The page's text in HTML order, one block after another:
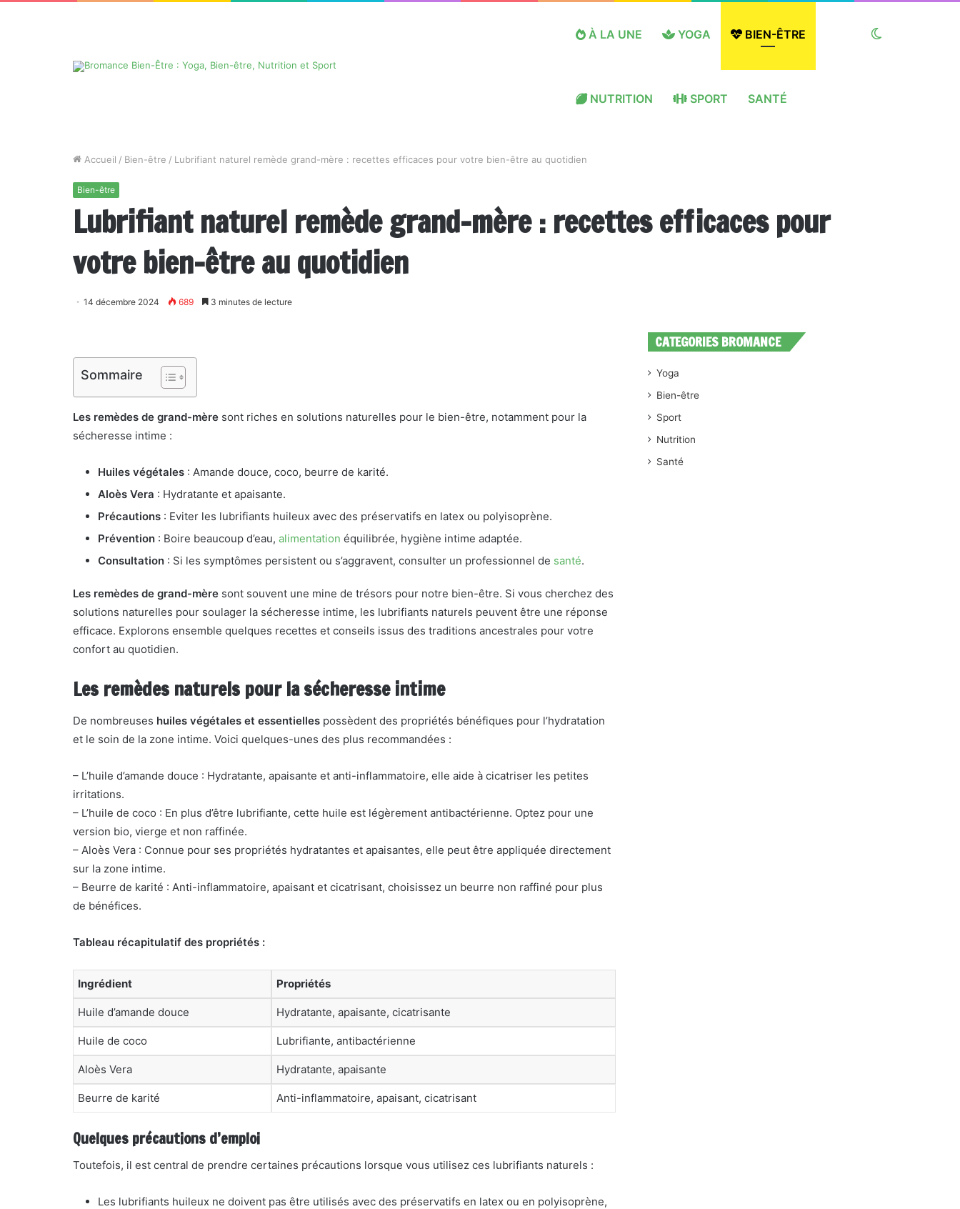
À LA UNE YOGA BIEN-ÊTRE
NUTRITION SPORT SANTÉ
Accueil / Bien-être / Lubrifiant naturel remède grand-mère : recettes efficaces pour votre bien-être au quotidien
Bien-être
Lubrifiant naturel remède grand-mère : recettes efficaces pour
votre bien-être au quotidien
14 décembre 2024 689 3 minutes de lecture
Sommaire
Les remèdes de grand-mère sont riches en solutions naturelles pour le bien-être, notamment pour la
sécheresse intime :
Huiles végétales : Amande douce, coco, beurre de karité.
Aloès Vera : Hydratante et apaisante.
Précautions : Eviter les lubrifiants huileux avec des préservatifs en latex ou polyisoprène.
Prévention : Boire beaucoup d’eau, alimentation équilibrée, hygiène intime adaptée.
Consultation : Si les symptômes persistent ou s’aggravent, consulter un professionnel de santé.
Les remèdes de grand-mère sont souvent une mine de trésors pour notre bien-être. Si vous cherchez des
solutions naturelles pour soulager la sécheresse intime, les lubrifiants naturels peuvent être une réponse
efficace. Explorons ensemble quelques recettes et conseils issus des traditions ancestrales pour votre
confort au quotidien.
Les remèdes naturels pour la sécheresse intime
De nombreuses huiles végétales et essentielles possèdent des propriétés bénéfiques pour l’hydratation
et le soin de la zone intime. Voici quelques-unes des plus recommandées :
– L’huile d’amande douce : Hydratante, apaisante et anti-inflammatoire, elle aide à cicatriser les petites
irritations.
– L’huile de coco : En plus d’être lubrifiante, cette huile est légèrement antibactérienne. Optez pour une
version bio, vierge et non raffinée.
– Aloès Vera : Connue pour ses propriétés hydratantes et apaisantes, elle peut être appliquée directement
sur la zone intime.
– Beurre de karité : Anti-inflammatoire, apaisant et cicatrisant, choisissez un beurre non raffiné pour plus
de bénéfices.
Tableau récapitulatif des propriétés :
Ingrédient Propriétés
Huile d’amande douce Hydratante, apaisante, cicatrisante
Huile de coco Lubrifiante, antibactérienne
Aloès Vera Hydratante, apaisante
Beurre de karité Anti-inflammatoire, apaisant, cicatrisant
Quelques précautions d’emploi
Toutefois, il est central de prendre certaines précautions lorsque vous utilisez ces lubrifiants naturels :
Les lubrifiants huileux ne doivent pas être utilisés avec des préservatifs en latex ou en polyisoprène,
CATEGORIES BROMANCE
Yoga
Bien-être
Sport
Nutrition
Santé